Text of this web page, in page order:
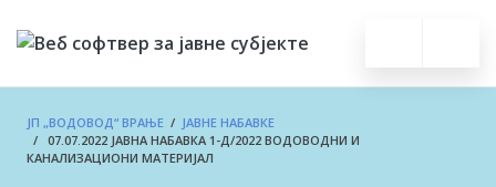
ЈП „ВОДОВОД“ ВРАЊЕ / ЈАВНЕ НАБАВКЕ
/ 07.07.2022 ЈАВНА НАБАВКА 1-Д/2022 ВОДОВОДНИ И
КАНАЛИЗАЦИОНИ МАТЕРИЈАЛ